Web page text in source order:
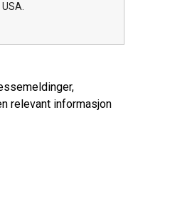
relevant informasjon